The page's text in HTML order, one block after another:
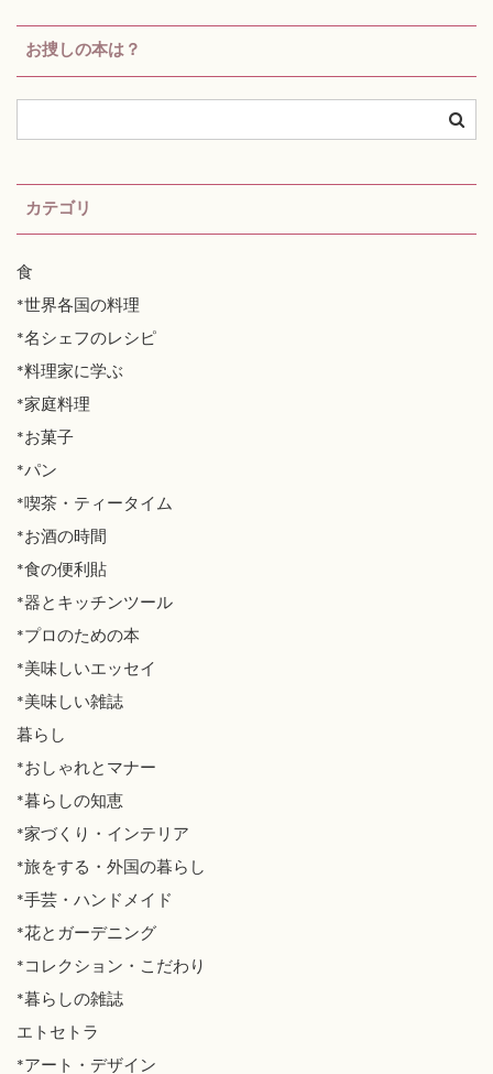
お捜しの本は？
カテゴリ
食
*世界各国の料理
*名シェフのレシピ
*料理家に学ぶ
*家庭料理
*お菓子
*パン
*喫茶・ティータイム
*お酒の時間
*食の便利貼
*器とキッチンツール
*プロのための本
*美味しいエッセイ
*美味しい雑誌
暮らし
*おしゃれとマナー
*暮らしの知恵
*家づくり・インテリア
*旅をする・外国の暮らし
*手芸・ハンドメイド
*花とガーデニング
*コレクション・こだわり
*暮らしの雑誌
エトセトラ
*アート・デザイン